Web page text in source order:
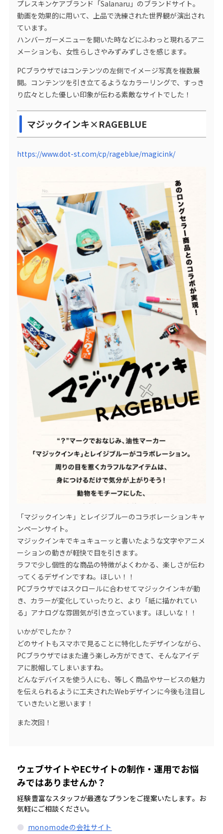
プレスキンケアブランド「Salanaru」のブランドサイト。
動画を効果的に用いて、上品で洗練された世界観が演出され
ています。
ハンバーガーメニューを開いた時などにふわっと現れるアニ
メーションも、女性らしさやみずみずしさを感じます。
PCブラウザではコンテンツの左側でイメージ写真を複数展
開。コンテンツを引き立てるようなカラーリングで、すっき
り広々とした優しい印象が伝わる素敵なサイトでした！
マジックインキ×RAGEBLUE
https://www.dot-st.com/cp/rageblue/magicink/
「マジックインキ」とレイジブルーのコラボレーションキャ
ンペーンサイト。
マジックインキでキュキューッと書いたような文字やアニメ
ーションの動きが軽快で目を引きます。
ラフで少し個性的な商品の特徴がよくわかる、楽しさが伝わ
ってくるデザインですね。ほしい！！
PCブラウザではスクロールに合わせてマジックインキが動
き、カラーが変化していったりと、より「紙に描かれてい
る」アナログな雰囲気が引き立っています。ほしいな！！
いかがでしたか？
どのサイトもスマホで見ることに特化したデザインながら、
PCブラウザではまた違う楽しみ方ができて、そんなアイデ
アに脱帽してしまいますね。
どんなデバイスを使う人にも、等しく商品やサービスの魅力
を伝えられるように工夫されたWebデザインに今後も注目し
ていきたいと思います！
また次回！
ウェブサイトやECサイトの制作・運用でお悩
みではありませんか？
経験豊富なスタッフが最適なプランをご提案いたします。お
気軽にご相談ください。
monomodeの会社サイト